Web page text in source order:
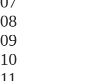
08
09
10